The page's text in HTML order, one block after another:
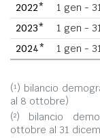
2022*
1 gen -
2023*
1 gen -
2024*
1 gen -
(¹) bilancio
al 8 ottobre)
(²) bilancio
ottobre al 31